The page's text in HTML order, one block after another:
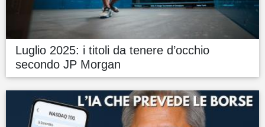
Luglio 2025: i titoli da tenere d’occhio
secondo JP Morgan